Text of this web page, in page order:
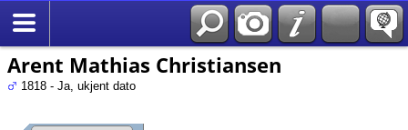
Arent Mathias Christiansen
1818 - Ja, ukjent dato